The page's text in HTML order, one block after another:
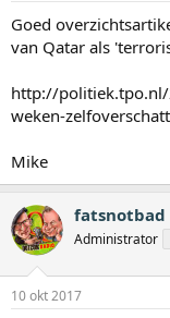
Goed
van Qatar als
http://
weken-
Mike
fatsnotbad
Administrator
10 okt 2017